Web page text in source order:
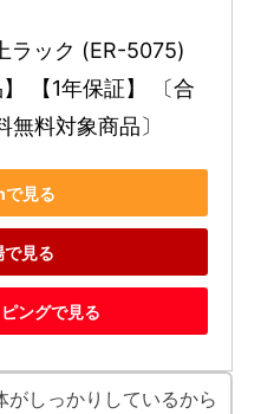
ラック (ER-5075)
【1年保証】 〔合
料対象商品〕
見る
見る
ングで見る
がしっかりしているから